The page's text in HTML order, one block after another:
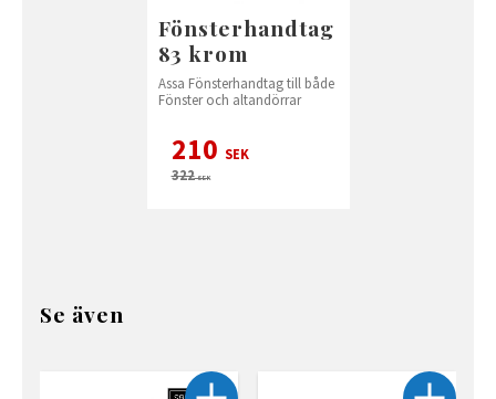
Fönsterhandtag
83 krom
Assa Fönsterhandtag till både
Fönster och altandörrar
210 SEK
322SEK
Se även